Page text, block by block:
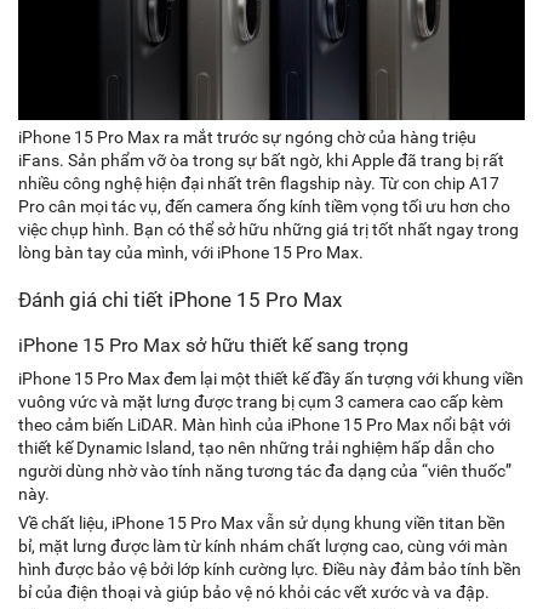
iPhone 15 Pro Max ra mắt trước sự ngóng chờ của hàng triệu
iFans. Sản phẩm vỡ òa trong sự bất ngờ, khi Apple đã trang bị rất
nhiều công nghệ hiện đại nhất trên flagship này. Từ con chip A17
Pro cân mọi tác vụ, đến camera ống kính tiềm vọng tối ưu hơn cho
việc chụp hình. Bạn có thể sở hữu những giá trị tốt nhất ngay trong
lòng bàn tay của mình, với iPhone 15 Pro Max.
Đánh giá chi tiết iPhone 15 Pro Max
iPhone 15 Pro Max sở hữu thiết kế sang trọng
iPhone 15 Pro Max đem lại một thiết kế đầy ấn tượng với khung viền
vuông vức và mặt lưng được trang bị cụm 3 camera cao cấp kèm
theo cảm biến LiDAR. Màn hình của iPhone 15 Pro Max nổi bật với
thiết kế Dynamic Island, tạo nên những trải nghiệm hấp dẫn cho
người dùng nhờ vào tính năng tương tác đa dạng của “viên thuốc”
này.
Về chất liệu, iPhone 15 Pro Max vẫn sử dụng khung viền titan bền
bỉ, mặt lưng được làm từ kính nhám chất lượng cao, cùng với màn
hình được bảo vệ bởi lớp kính cường lực. Điều này đảm bảo tính bền
bỉ của điện thoại và giúp bảo vệ nó khỏi các vết xước và va đập.